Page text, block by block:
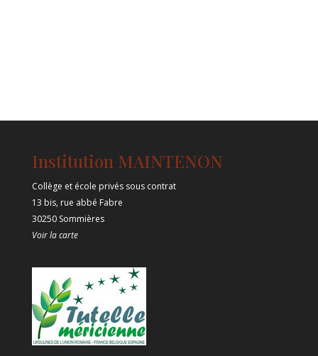
Institution MAINTENON
Collège et école privés sous contrat
13 bis, rue abbé Fabre
30250 Sommières
Voir la carte